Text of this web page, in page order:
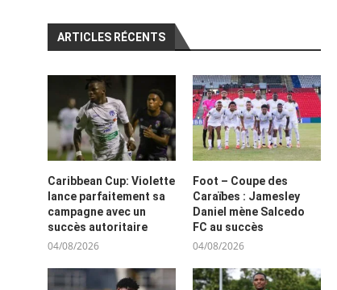
ARTICLES RÉCENTS
Caribbean Cup: Violette
lance parfaitement sa
campagne avec un
succès autoritaire
04/08/2026
Foot – Coupe des
Caraïbes : Jamesley
Daniel mène Salcedo
FC au succès
04/08/2026